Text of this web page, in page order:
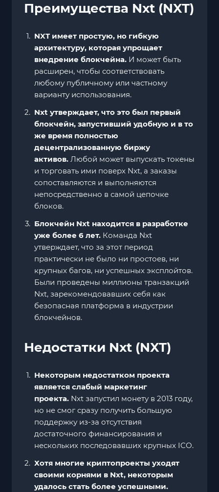
Преимущества Nxt (NXT)
NXT имеет простую, но гибкую
архитектуру, которая упрощает
внедрение блокчейна. И может быть
расширен, чтобы соответствовать
любому публичному или частному
варианту использования.
Nxt утверждает, что это был первый
блокчейн, запустивший удобную и в то
же время полностью
децентрализованную биржу
активов. Любой может выпускать токены
и торговать ими поверх Nxt, а заказы
сопоставляются и выполняются
непосредственно в самой цепочке
блоков.
Блокчейн Nxt находится в разработке
уже более 6 лет. Команда Nxt
утверждает, что за этот период
практически не было ни простоев, ни
крупных багов, ни успешных эксплойтов.
Были проведены миллионы транзакций
Nxt, зарекомендовавших себя как
безопасная платформа в индустрии
блокчейнов.
Недостатки Nxt (NXT)
Некоторым недостатком проекта
является слабый маркетинг
проекта. Nxt запустил монету в 2013 году,
но не смог сразу получить большую
поддержку из-за отсутствия
достаточного финансирования и
нескольких последовавших крупных ICO.
Хотя многие криптопроекты уходят
своими корнями в Nxt, некоторым
удалось стать более успешными.